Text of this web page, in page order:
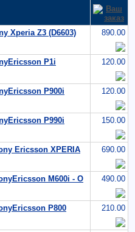
Xperia Z3 (D6603)
890.00
P1i
120.00
P900i
120.00
P990i
150.00
Ericsson XPERIA
690.00
M600i - O 490.00
P800 210.00